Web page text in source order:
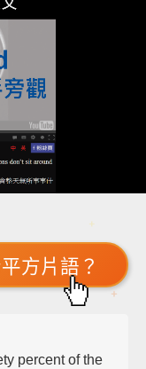
方片語？
percent of the